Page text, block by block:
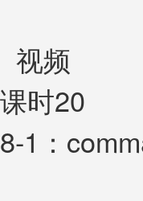
视频
课时20
8-1：